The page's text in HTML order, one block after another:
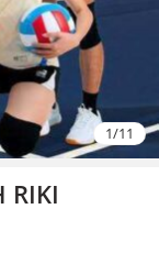
1/11
RIKI